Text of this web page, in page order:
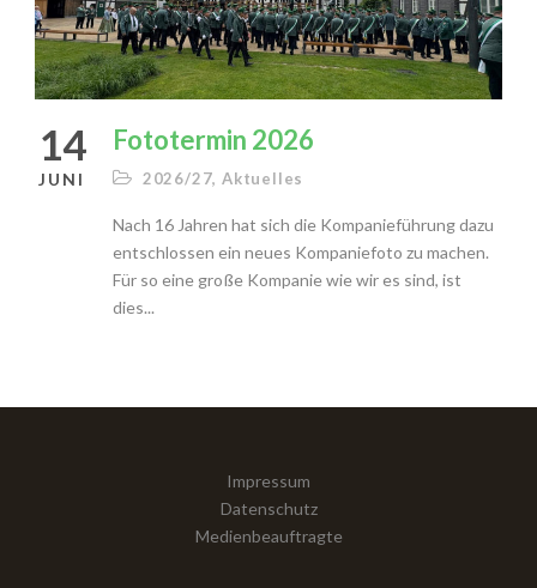
14
JUNI
Fototermin 2026
2026/27, Aktuelles
Nach 16 Jahren hat sich die Kompanieführung dazu
entschlossen ein neues Kompaniefoto zu machen.
Für so eine große Kompanie wie wir es sind, ist
dies...
Impressum
Datenschutz
Medienbeauftragte